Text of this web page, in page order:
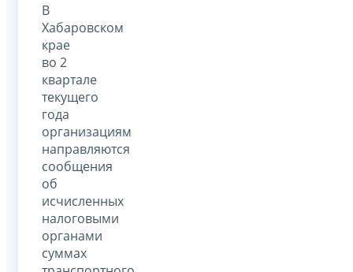
В
Хабаровском
крае
во 2
квартале
текущего
года
организациям
направляются
сообщения
об
исчисленных
налоговыми
органами
суммах